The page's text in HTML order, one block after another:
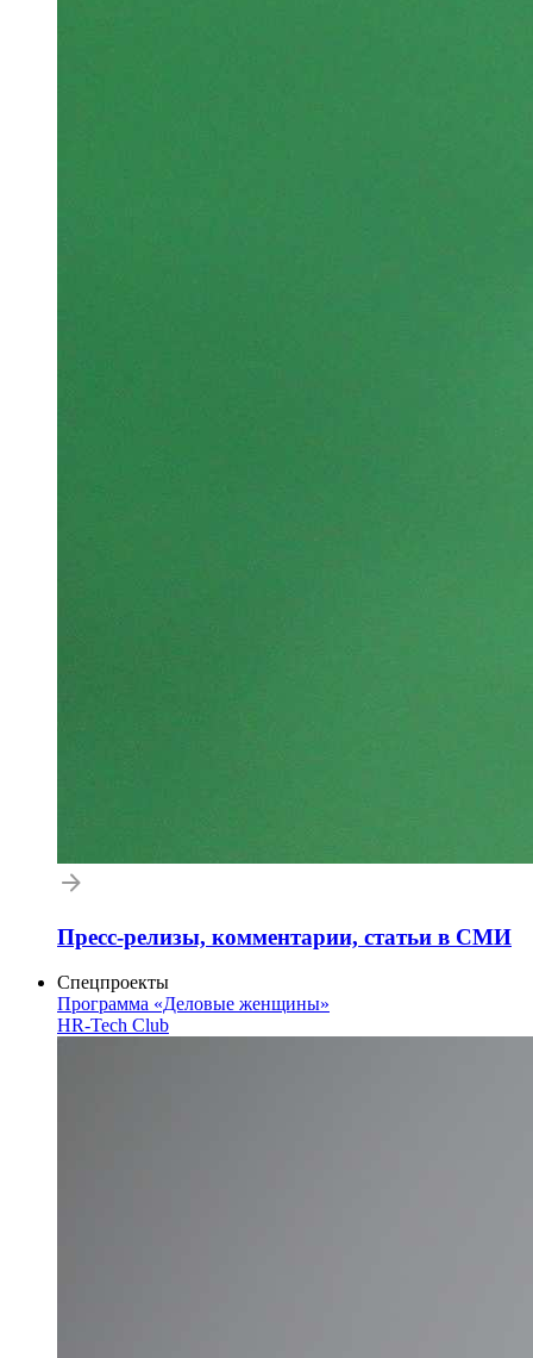
Пресс-релизы, комментарии, статьи в СМИ
Спецпроекты
Программа «Деловые женщины»
HR-Tech Club